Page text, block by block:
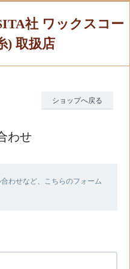
社 ワックスコー
) 取扱店
ショップへ戻る
わせ
わせなど、こちらのフォーム